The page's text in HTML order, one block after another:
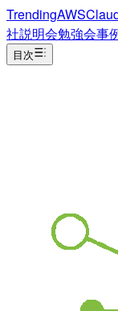
TrendingAWS
社説明会勉強会事
目次